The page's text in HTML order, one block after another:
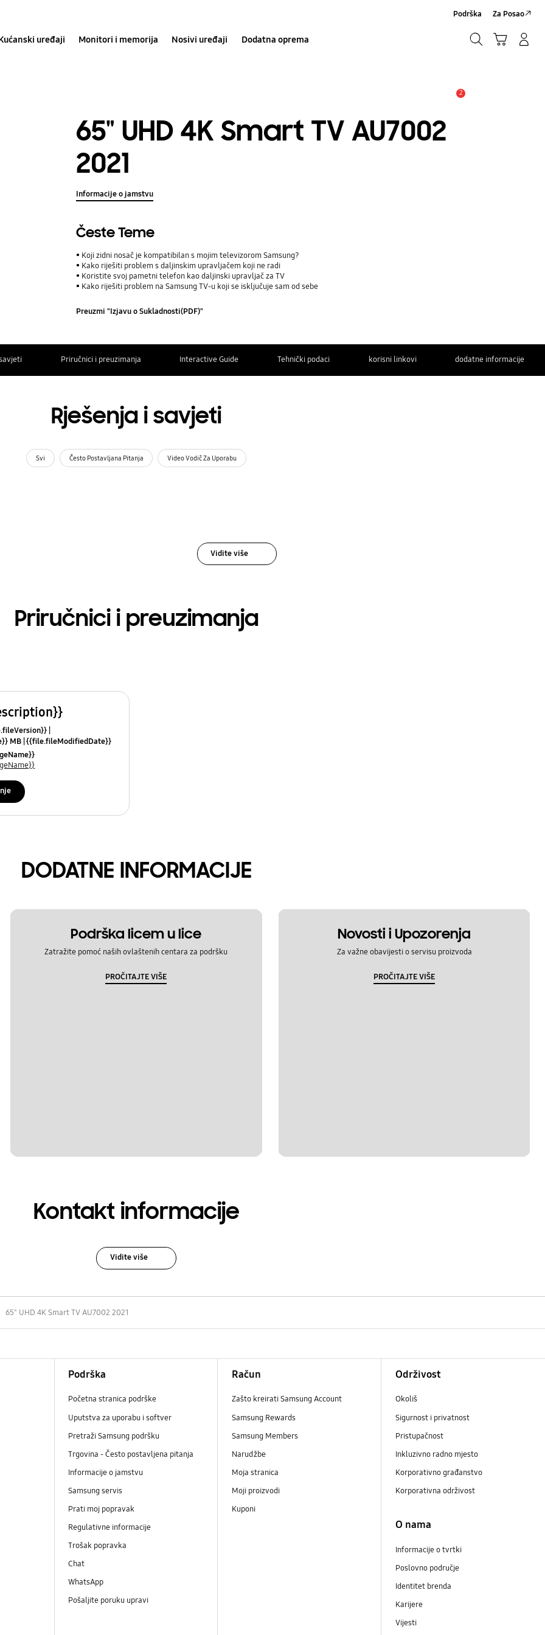
uređaji Monitori i memorija Nosivi uređaji Dodatna oprema
Podrška Za Posao
2
65" UHD 4K Smart TV AU7002
2021
Informacije o jamstvu
Česte Teme
Koji zidni nosač je kompatibilan s mojim televizorom Samsung?
Kako riješiti problem s daljinskim upravljačem koji ne radi
Koristite svoj pametni telefon kao daljinski upravljač za TV
Kako riješiti problem na Samsung TV-u koji se isključuje sam od sebe
Preuzmi "Izjavu o Sukladnosti(PDF)"
Priručnici i preuzimanja Interactive Guide Tehnički podaci korisni linkovi dodatne informacije
Rješenja i savjeti
Svi Često Postavljana Pitanja Video Vodič Za Uporabu
Vidite više
Priručnici i preuzimanja
MB {{file.fileModifiedDate}}
DODATNE INFORMACIJE
Podrška licem u lice
Zatražite pomoć naših ovlaštenih centara za podršku
PROČITAJTE VIŠE
Novosti i Upozorenja
Za važne obavijesti o servisu proizvoda
PROČITAJTE VIŠE
Kontakt informacije
Vidite više
65" UHD 4K Smart TV AU7002 2021
Podrška
Početna stranica podrške
Uputstva za uporabu i softver
Pretraži Samsung podršku
Trgovina - Često postavljena pitanja
Informacije o jamstvu
Samsung servis
Prati moj popravak
Regulativne informacije
Trošak popravka
Chat
WhatsApp
Pošaljite poruku upravi
Račun
Zašto kreirati Samsung Account
Samsung Rewards
Samsung Members
Narudžbe
Moja stranica
Moji proizvodi
Kuponi
Održivost
Okoliš
Sigurnost i privatnost
Pristupačnost
Inkluzivno radno mjesto
Korporativno građanstvo
Korporativna održivost
O nama
Informacije o tvrtki
Poslovno područje
Identitet brenda
Karijere
Vijesti